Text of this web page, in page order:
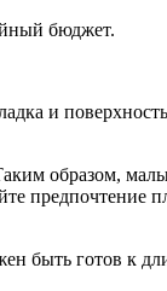
бюджет.
и
образом,
быть готов к